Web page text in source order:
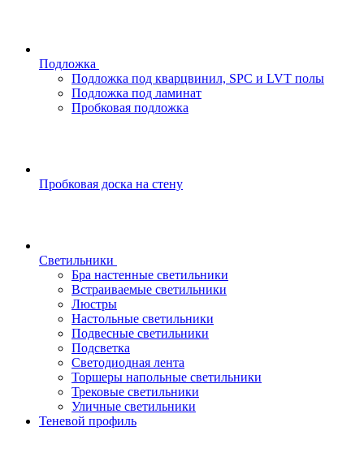
Подложка
Подложка под кварцвинил, SPC и LVT полы
Подложка под ламинат
Пробковая подложка
Пробковая доска на стену
Светильники
Бра настенные светильники
Встраиваемые светильники
Люстры
Настольные светильники
Подвесные светильники
Подсветка
Светодиодная лента
Торшеры напольные светильники
Трековые светильники
Уличные светильники
Теневой профиль